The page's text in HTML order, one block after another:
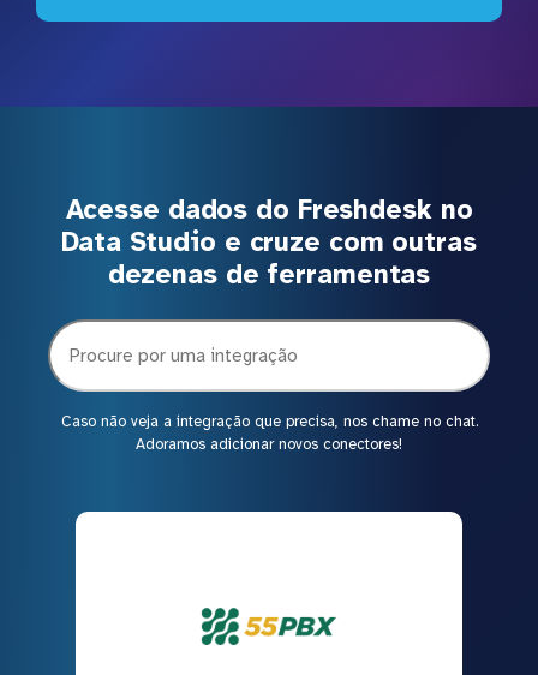
Acesse dados do Freshdesk no
Data Studio e cruze com outras
dezenas de ferramentas
Caso não veja a integração que precisa, nos chame no chat.
Adoramos adicionar novos conectores!